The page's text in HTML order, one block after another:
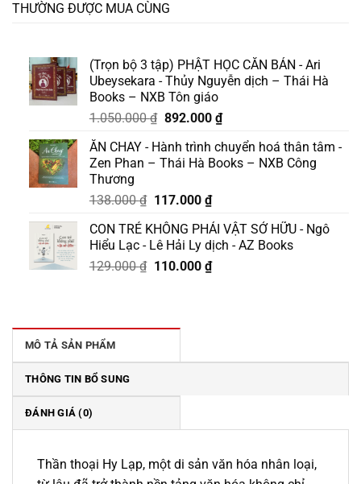
THƯỜNG ĐƯỢC MUA CÙNG
(Trọn bộ 3 tập) PHẬT HỌC CĂN BẢN - Ari
Ubeysekara - Thủy Nguyễn dịch – Thái Hà
Books – NXB Tôn giáo
1.050.000₫ Giá
là:
1.050.000 ₫.
892.000 ₫Giá
tại
là:
ĂN CHAY - Hành trình chuyển hoá thân tâm -
Zen Phan – Thái Hà Books – NXB Công
Thương
138.000₫ Giá
là:
138.000 ₫.
117.000 ₫Giá
tại
là:
117.000 ₫.
CON TRẺ KHÔNG PHẢI VẬT SỞ HỮU - Ngô
Hiểu Lạc - Lê Hải Ly dịch - AZ Books
129.000₫ Giá
110.000 ₫Giá
MÔ TẢ SẢN PHẨM
THÔNG TIN BỔ SUNG
ĐÁNH GIÁ (0)
Thần thoại Hy Lạp, một di sản văn hóa nhân loại,